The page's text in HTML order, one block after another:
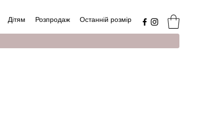
Дітям Розпродаж Останній розмір